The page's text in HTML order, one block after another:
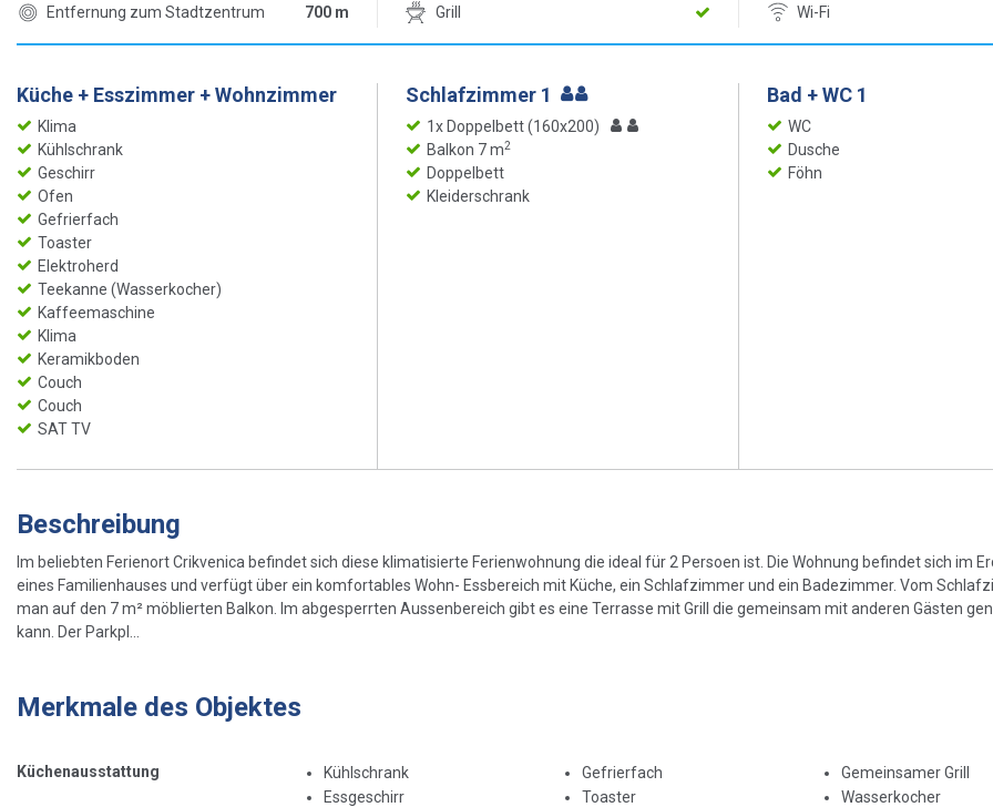
Entfernung zum Stadtzentrum
700 m Grill Wi-Fi
Küche + Esszimmer + Wohnzimmer
Klima
Kühlschrank
Geschirr
Ofen
Gefrierfach
Toaster
Elektroherd
Teekanne (Wasserkocher)
Kaffeemaschine
Klima
Keramikboden
Couch
Couch
SAT TV
Schlafzimmer 1
1x Doppelbett (160x200)
Balkon 7 m2
Doppelbett
Kleiderschrank
Bad + WC 1
WC
Dusche
Föhn
Beschreibung
Im beliebten Ferienort Crikvenica befindet sich diese klimatisierte Ferienwohnung die ideal für 2 Persoen ist. Die Wohnung befindet sich im
eines Familienhauses und verfügt über ein komfortables Wohn- Essbereich mit Küche, ein Schlafzimmer und ein Badezimmer. Vom
man auf den 7 m² möblierten Balkon. Im abgesperrten Aussenbereich gibt es eine Terrasse mit Grill die gemeinsam mit anderen Gästen
kann. Der Parkpl...
Merkmale des Objektes
Küchenausstattung
Kühlschrank
Essgeschirr
Gefrierfach
Toaster
Gemeinsamer Grill
Wasserkocher